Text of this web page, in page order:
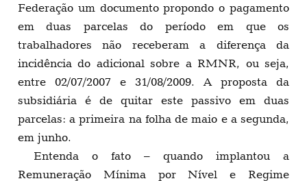
Federação um documento propondo o pagamento
em duas parcelas do período em que os
trabalhadores não receberam a diferença da
incidência do adicional sobre a RMNR, ou seja,
entre 02/07/2007 e 31/08/2009. A proposta da
subsidiária é de quitar este passivo em duas
parcelas: a primeira na folha de maio e a segunda,
em junho.
Entenda o fato – quando implantou a
Remuneração Mínima por Nível e Regime